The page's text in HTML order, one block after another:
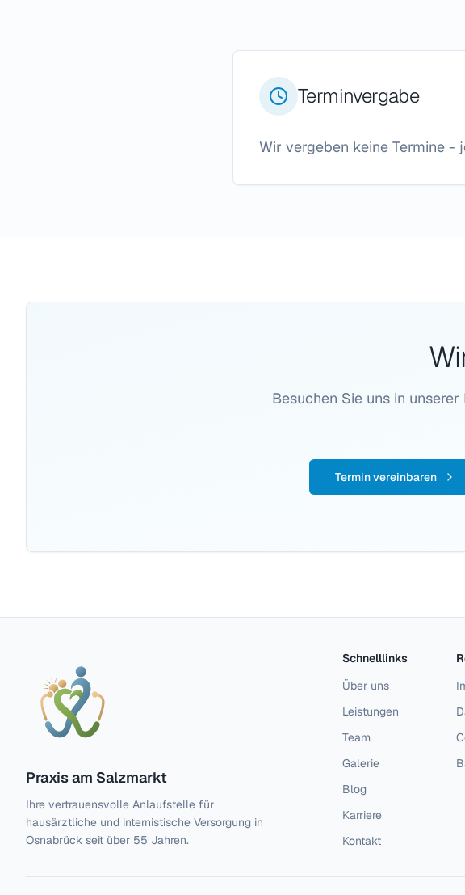
Terminvergabe
Wir vergeben keine Termine
Besuchen Sie uns in
Termin vereinbaren
Praxis am Salzmarkt
Ihre vertrauensvolle Anlaufstelle für
hausärztliche und internistische Versorgung in
Osnabrück seit über 55 Jahren.
Schnelllinks
Über uns
Leistungen
Team
Galerie
Blog
Karriere
Kontakt